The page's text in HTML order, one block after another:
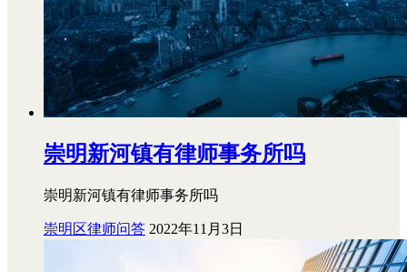
崇明新河镇有律师事务所吗
崇明新河镇有律师事务所吗
崇明区律师问答 2022年11月3日